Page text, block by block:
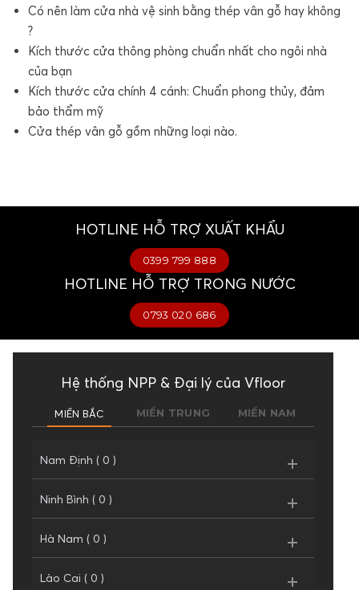
Có nên làm cửa nhà vệ sinh bằng thép vân gỗ hay không
?
Kích thước cửa thông phòng chuẩn nhất cho ngôi nhà
của bạn
Kích thước cửa chính 4 cánh: Chuẩn phong thủy, đảm
bảo thẩm mỹ
Cửa thép vân gỗ gồm những loại nào.
HOTLINE HỖ TRỢ XUẤT KHẨU
0399 799 888
HOTLINE HỖ TRỢ TRONG NƯỚC
0793 020 686
Hệ thống NPP & Đại lý của Vfloor
MIỀN BẮC MIỀN TRUNG MIỀN NAM
Nam Định ( 0 )
Ninh Bình ( 0 )
Hà Nam ( 0 )
Lào Cai ( 0 )